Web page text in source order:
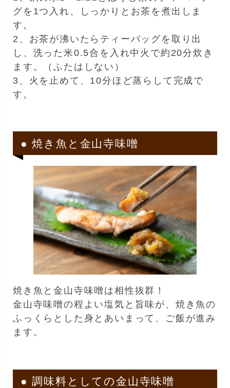
グを1つ入れ、しっかりとお茶を煮出しま
す。
2、お茶が沸いたらティーバッグを取り出
し、洗った米0.5合を入れ中火で約20分炊き
ます。（ふたはしない）
3、火を止めて、10分ほど蒸らして完成で
す。
● 焼き魚と金山寺味噌
焼き魚と金山寺味噌は相性抜群！
金山寺味噌の程よい塩気と旨味が、焼き魚の
ふっくらとした身とあいまって、ご飯が進み
ます。
● 調味料としての金山寺味噌